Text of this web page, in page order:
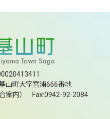
山町大字宮浦666番地
案内） Fax:0942-92-2084